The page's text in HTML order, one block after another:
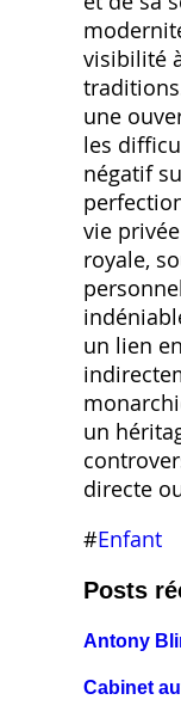
visibilité
une
les
négatif
vie
royale,
un lien
un
directe
#Enfant
Posts
Antony
Cabinet